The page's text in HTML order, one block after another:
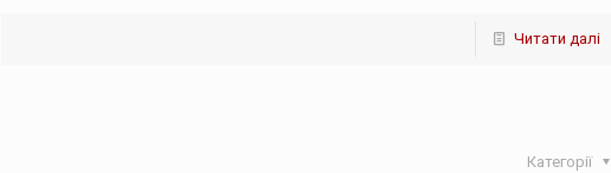
Читати далі
Категорії